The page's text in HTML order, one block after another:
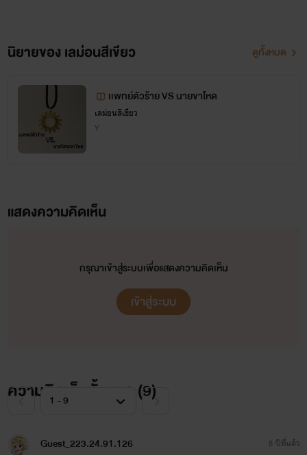
นิยายของ เลม่อนสีเขียว ดูทั้งหมด
เเพทย์ตัวร้าย VS นายขาโหด
เลม่อนสีเขียว
Y
แสดงความคิดเห็น
กรุณาเข้าสู่ระบบเพื่อแสดงความคิดเห็น
เข้าสู่ระบบ
ความคิดเห็นทั้งหมด (9)
Guest_223.24.91.126 8 ปีที่แล้ว